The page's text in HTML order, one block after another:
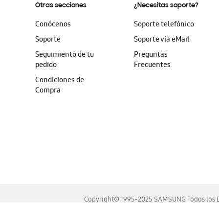
Otras secciones
Conócenos
Soporte
Seguimiento de tu
pedido
Condiciones de
Compra
¿Necesitas soporte?
Soporte telefónico
Soporte vía eMail
Preguntas
Frecuentes
Copyright© 1995-2025 SAMSUNG Todos los